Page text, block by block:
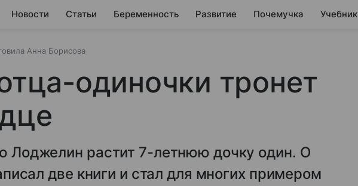
Новости Статьи Беременность Развитие Почемучка Учебник
Анна Борисова
одиночки тронет
Лоджелин растит 7-летнюю дочку один. О
две книги и стал для многих примером